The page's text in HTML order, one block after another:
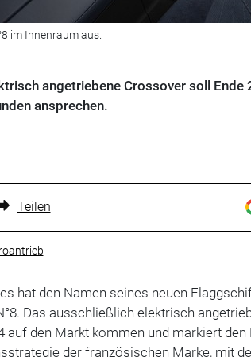
im Innenraum aus.
angetriebene Crossover soll
ansprechen.
Teilen
hat den Namen seines neuen
Das ausschließlich elektrisch
auf den Markt kommen und markiert den
der französischen Marke, mit